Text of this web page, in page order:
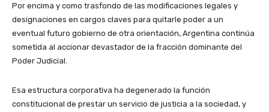
Por encima y como trasfondo de las modificaciones legales y
designaciones en cargos claves para quitarle poder a un
eventual futuro gobierno de otra orientación, Argentina continúa
sometida al accionar devastador de la fracción dominante del
Poder Judicial.
Esa estructura corporativa ha degenerado la función
constitucional de prestar un servicio de justicia a la sociedad, y